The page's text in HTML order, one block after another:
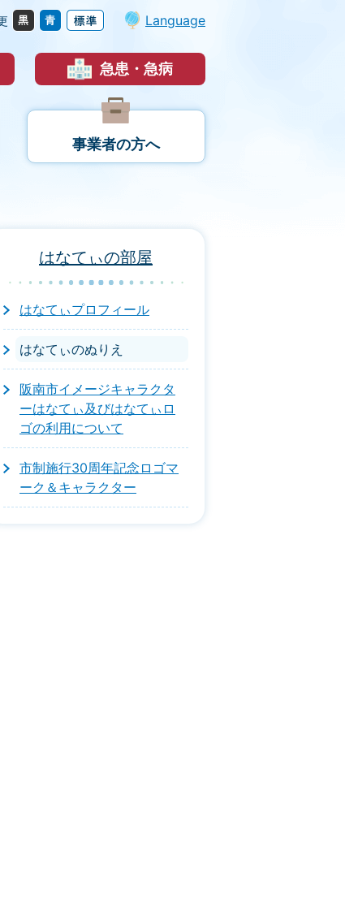
Language
急患・急病
事業者の方へ
はなてぃの部屋
はなてぃプロフィール
はなてぃのぬりえ
阪南市イメージキャラクタ
ーはなてぃ及びはなてぃロ
ゴの利用について
市制施行30周年記念ロゴマ
ーク＆キャラクター